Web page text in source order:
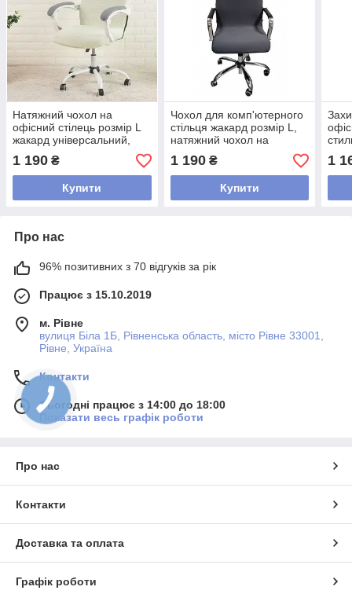
Натяжний чохол на
офісний стілець розмір L
жакард універсальний,
чохол для комп'ютерного
стільця красиві Молочний
1 190 ₴
Купити
Чохол для комп'ютерного
стільця жакард розмір L,
натяжний чохол на
офісний стілець
універсальний красивий
Сірий
1 190₴
Купити
на
1
Про нас
96% позитивних з 70 відгуків за рік
Працює з 15.10.2019
м. Рівне
вулиця Біла 1Б, Рівненська область, місто Рівне 33001,
Рівне, Україна
Контакти
Сьогодні працює з 14:00 до 18:00
Показати весь графік роботи
Про нас
Контакти
Доставка та оплата
Графік роботи